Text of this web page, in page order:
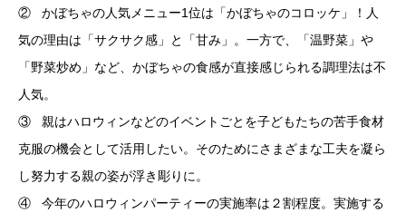
② かぼちゃの人気メニュー1位は「かぼちゃのコロッケ」！人
気の理由は「サクサク感」と「甘み」。一方で、「温野菜」や
「野菜炒め」など、かぼちゃの食感が直接感じられる調理法は不
人気。
③ 親はハロウィンなどのイベントごとを子どもたちの苦手食材
克服の機会として活用したい。そのためにさまざまな工夫を凝ら
し努力する親の姿が浮き彫りに。
④ 今年のハロウィンパーティーの実施率は２割程度。実施する